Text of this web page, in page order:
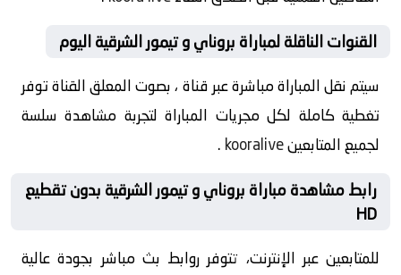
القنوات الناقلة لمباراة بروناي و تيمور الشرقية اليوم
سيتم نقل المباراة مباشرة عبر قناة ، بصوت المعلق القناة توفر
تغطية كاملة لكل مجريات المباراة لتجربة مشاهدة سلسة
لجميع المتابعينkooralive
.
رابط مشاهدة مباراة بروناي و تيمور الشرقية بدون تقطيع
HD
للمتابعين عبر الإنترنت، تتوفر روابط بث مباشر بجودة عالية